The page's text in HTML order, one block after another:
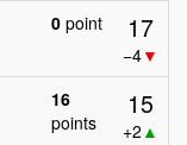
0 point 17
−4▼
16
points
15
+2 ▲